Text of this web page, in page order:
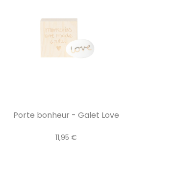
Porte bonheur - Galet Love
11,95 €